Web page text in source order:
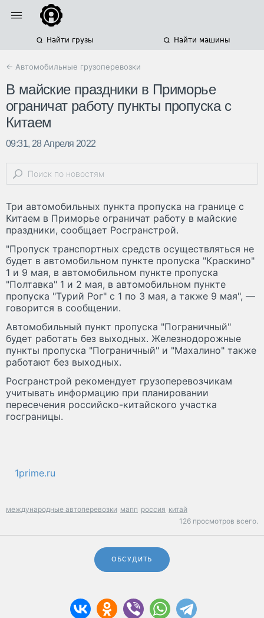
Найти грузы Найти машины
← Автомобильные грузоперевозки
В майские праздники в Приморье
ограничат работу пункты пропуска с
Китаем
09:31, 28 Апреля 2022
Три автомобильных пункта пропуска на границе с
Китаем в Приморье ограничат работу в майские
праздники, сообщает Росгранстрой.
"Пропуск транспортных средств осуществляться не
будет в автомобильном пункте пропуска "Краскино"
1 и 9 мая, в автомобильном пункте пропуска
"Полтавка" 1 и 2 мая, в автомобильном пункте
пропуска "Турий Рог" с 1 по 3 мая, а также 9 мая", —
говорится в сообщении.
Автомобильный пункт пропуска "Пограничный"
будет работать без выходных. Железнодорожные
пункты пропуска "Пограничный" и "Махалино" также
работают без выходных.
Росгранстрой рекомендует грузоперевозчикам
учитывать информацию при планировании
пересечения российско-китайского участка
госграницы.
1prime.ru
международные автоперевозки мапп россия китай
126 просмотров всего.
ОБСУДИТЬ